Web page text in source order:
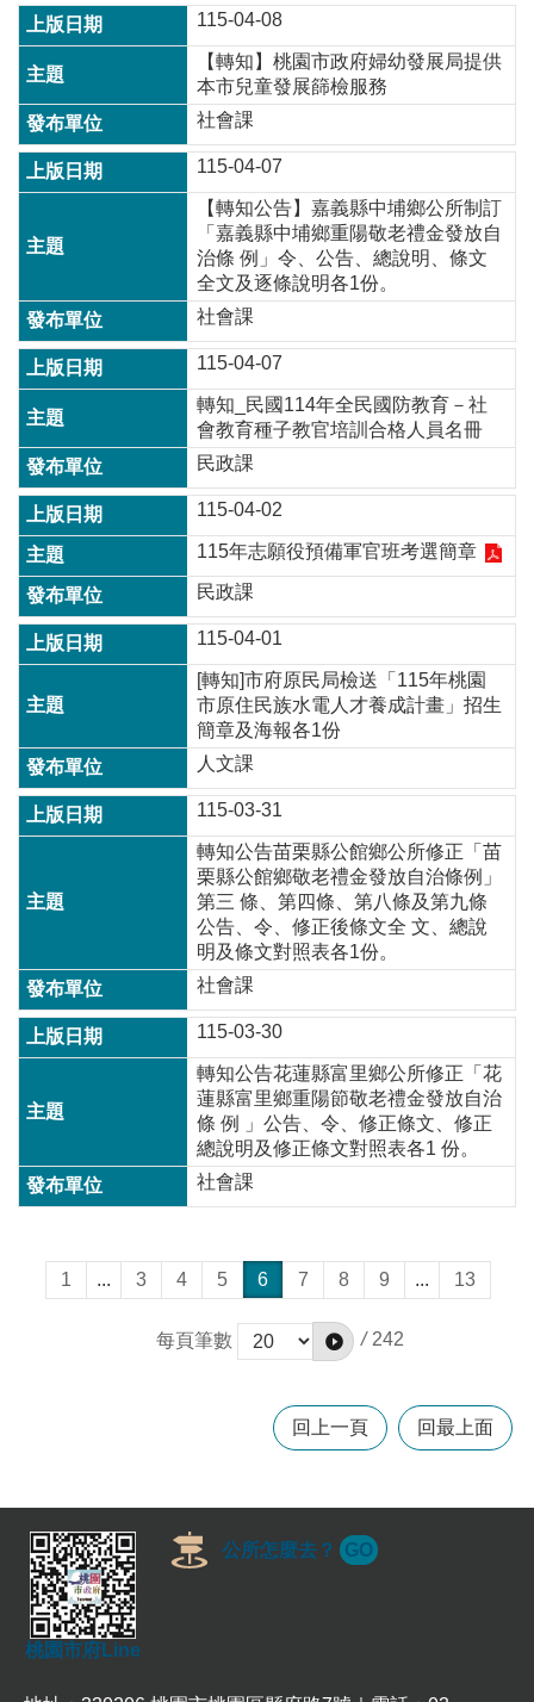
政
策
115-04-08
【轉知】桃園市政府婦幼發展局提供
本市兒童發展篩檢服務
社會課
115-04-07
【轉知公告】嘉義縣中埔鄉公所制訂
「嘉義縣中埔鄉重陽敬老禮金發放自
治條 例」令、公告、總說明、條文
全文及逐條說明各1份。
社會課
115-04-07
轉知_民國114年全民國防教育－社
會教育種子教官培訓合格人員名冊
民政課
115-04-02
115年志願役預備軍官班考選簡章
民政課
115-04-01
[轉知]市府原民局檢送「115年桃園
市原住民族水電人才養成計畫」招生
簡章及海報各1份
人文課
115-03-31
轉知公告苗栗縣公館鄉公所修正「苗
栗縣公館鄉敬老禮金發放自治條例」
第三 條、第四條、第八條及第九條
公告、令、修正後條文全 文、總說
明及條文對照表各1份。
社會課
115-03-30
轉知公告花蓮縣富里鄉公所修正「花
蓮縣富里鄉重陽節敬老禮金發放自治
條 例 」公告、令、修正條文、修正
總說明及修正條文對照表各1 份。
社會課
1 ... 3 4 5 6 7 8 9 ... 13
每頁筆數 / 242
回上一頁 回最上面
桃園市府Line
公所怎麼去？ GO